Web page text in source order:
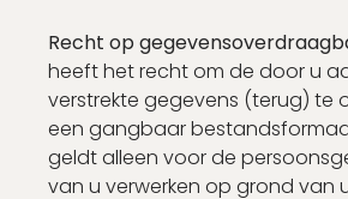
Recht op
heeft het recht om de door u
verstrekte gegevens (terug) te
een gangbaar
geldt alleen voor de
van u verwerken op grond van